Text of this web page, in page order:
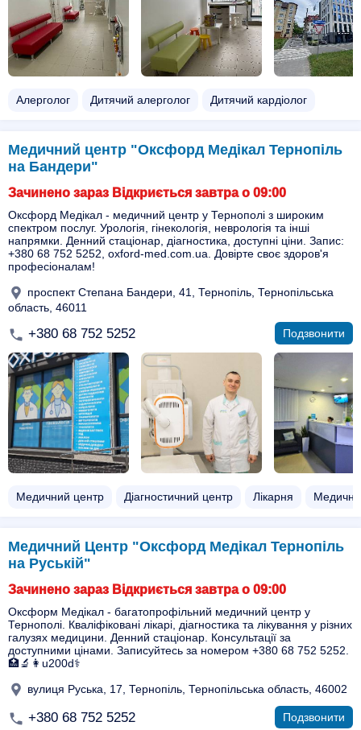
Алерголог Дитячий алерголог Дитячий кардіолог
Медичний центр "Оксфорд Медікал Тернопіль
на Бандери"
Зачинено зараз Відкриється завтра о 09:00
Оксфорд Медікал - медичний центр у Тернополі з широким
спектром послуг. Урологія, гінекологія, неврологія та інші
напрямки. Денний стаціонар, діагностика, доступні ціни. Запис:
+380 68 752 5252, oxford-med.com.ua. Довірте своє здоров'я
професіоналам!
проспект Степана Бандери, 41, Тернопіль, Тернопільська
область, 46011
+380 68 752 5252 Подзвонити
Медичний центр Діагностичний центр Лікарня Медична
Медичний Центр "Оксфорд Медікал Тернопіль
на Руській"
Зачинено зараз Відкриється завтра о 09:00
Оксформ Медікал - багатопрофільний медичний центр у
Тернополі. Кваліфіковані лікарі, діагностика та лікування у різних
галузях медицини. Денний стаціонар. Консультації за
доступними цінами. Записуйтесь за номером +380 68 752 5252.
🏥🔬👩u200d⚕️
вулиця Руська, 17, Тернопіль, Тернопільська область, 46002
+380 68 752 5252 Подзвонити